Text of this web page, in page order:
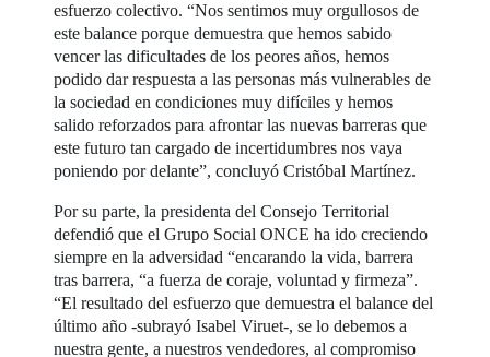
esfuerzo colectivo. “Nos sentimos muy orgullosos de
este balance porque demuestra que hemos sabido
vencer las dificultades de los peores años, hemos
podido dar respuesta a las personas más vulnerables de
la sociedad en condiciones muy difíciles y hemos
salido reforzados para afrontar las nuevas barreras que
este futuro tan cargado de incertidumbres nos vaya
poniendo por delante”, concluyó Cristóbal Martínez.
Por su parte, la presidenta del Consejo Territorial
defendió que el Grupo Social ONCE ha ido creciendo
siempre en la adversidad “encarando la vida, barrera
tras barrera, “a fuerza de coraje, voluntad y firmeza”.
“El resultado del esfuerzo que demuestra el balance del
último año -subrayó Isabel Viruet-, se lo debemos a
nuestra gente, a nuestros vendedores, al compromiso